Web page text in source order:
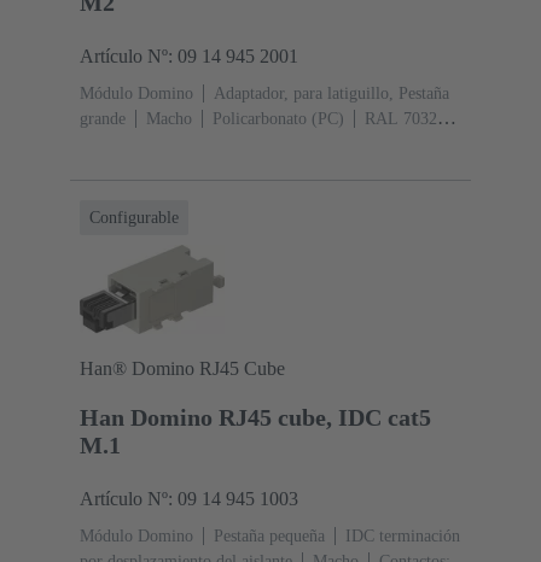
Artículo Nº: 09 14 945 2001
Módulo Domino
Adaptador, para latiguillo, Pestaña
grande
Macho Policarbonato (PC)
RAL 7032
Configurable
Han® Domino RJ45 Cube
Han Domino RJ45 cube, IDC cat5
M.1
Artículo Nº: 09 14 945 1003
Módulo Domino Pestaña pequeña
IDC terminación